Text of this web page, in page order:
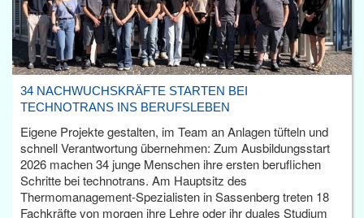
34 NACHWUCHSKRÄFTE STARTEN BEI
TECHNOTRANS INS BERUFSLEBEN
Eigene Projekte gestalten, im Team an Anlagen tüfteln und
schnell Verantwortung übernehmen: Zum Ausbildungsstart
2026 machen 34 junge Menschen ihre ersten beruflichen
Schritte bei technotrans. Am Hauptsitz des
Thermomanagement-Spezialisten in Sassenberg treten 18
Fachkräfte von morgen ihre Lehre oder ihr duales Studium